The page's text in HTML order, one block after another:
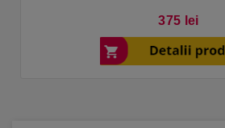
375 lei